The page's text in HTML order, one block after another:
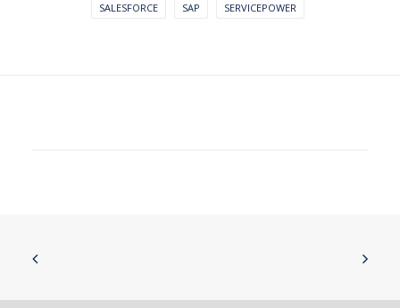
SALESFORCE SAP SERVICEPOWER